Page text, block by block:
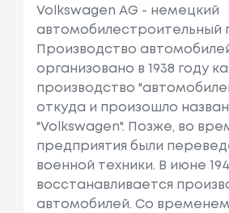
Volkswagen AG - немецкий
автомобилестроительный
Производство
организовано в 1938 году
производство
откуда и произошло
"Volkswagen". Позже, во
предприятия были
военной техники. В июне
восстанавливается
автомобилей. Cо временем